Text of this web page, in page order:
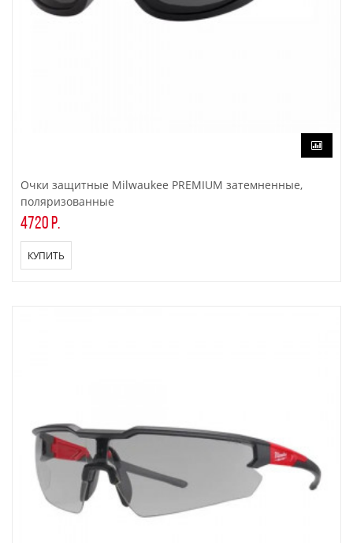
Очки защитные Milwaukee PREMIUM затемненные,
поляризованные
4720 р.
КУПИТЬ